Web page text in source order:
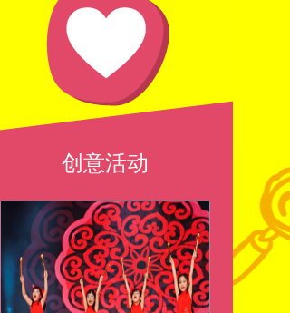
创意活动